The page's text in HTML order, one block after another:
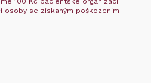
osoby se získaným poškozením